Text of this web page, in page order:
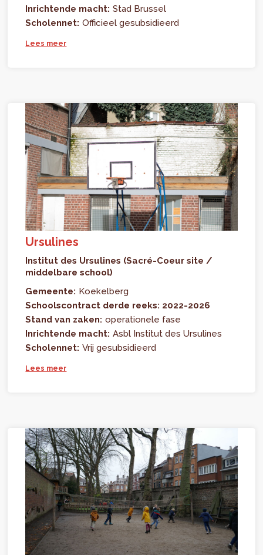
Inrichtende macht: Stad Brussel
Scholennet: Officieel gesubsidieerd
Lees meer
Ursulines
Institut des Ursulines (Sacré-Coeur site /
middelbare school)
Gemeente: Koekelberg
Schoolscontract derde reeks: 2022-2026
Stand van zaken: operationele fase
Inrichtende macht: Asbl Institut des Ursulines
Scholennet: Vrij gesubsidieerd
Lees meer